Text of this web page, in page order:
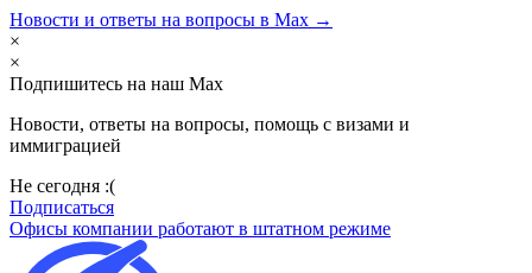
Новости и ответы на вопросы в Max →
×
×
Подпишитесь на наш Max
Новости, ответы на вопросы, помощь с визами и
иммиграцией
Не сегодня :(
Подписаться
Офисы компании работают в штатном режиме